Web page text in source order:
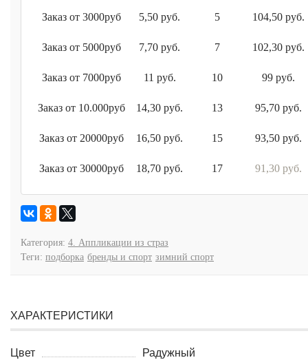
Заказ от 3000руб 5,50 руб. 5 104,50 руб.
Заказ от 5000руб 7,70 руб. 7 102,30 руб.
Заказ от 7000руб 11 руб. 10 99 руб.
Заказ от 10.000руб 14,30 руб. 13 95,70 руб.
Заказ от 20000руб 16,50 руб. 15 93,50 руб.
Заказ от 30000руб 18,70 руб. 17 91,30 руб.
Категория: 4. Аппликации из страз
Теги: подборка бренды и спорт зимний спорт
ХАРАКТЕРИСТИКИ
Цвет
Радужный